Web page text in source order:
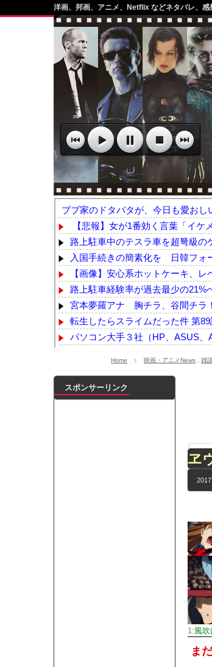
洋画、邦画、アニメ、Netflix などネタバレ、
ブブ家のドタバタが、今日も愛おし
【悲報】女が1番効く言葉「イケ
路上駐車中のテスラ車を超弩級の
入国手続きの簡素化を 日韓フォ
【画像】安心系ホットケーキ、レ
路上駐車経験率が過去最少の21%
宮本夢羅アナ 胸チラ、谷間チラ
転生したらスライムだった件 第
パソコン大手３社（HP、ASUS
【悲報】埼玉県、何も観光地がな
【画像】佐倉綾音(32)、自分のシ
【乃木坂】水谷豊の息子、三山
【TWICE】サナが佐藤健とダブ
【速報】石破首相 大敗の責任「
メイドの格好してるちょちょた
ランJ民ワイ、新しいランニング
モーニングショー「視聴率5.2％
出自が社長にバレて「愛人にな
【唖然】渋谷のホームレス対策
子供部屋おじさんなんですがコ
ポルシェが満を持して送り出す
【朗報】阪神のドラフト、ガチ
下半身トレーニング、太ももに自
Home 映画・アニメNews 雑
ヱ
1:風吹
ま
スポンサーリンク